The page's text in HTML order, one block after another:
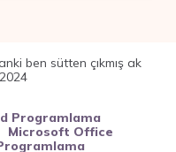
ben sütten çıkmış ak
Programlama
Microsoft Office